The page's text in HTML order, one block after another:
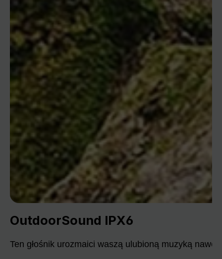
OutdoorSound IPX6
Ten głośnik urozmaici waszą ulubioną muzyką